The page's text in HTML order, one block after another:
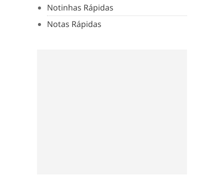
Notinhas Rápidas
Notas Rápidas